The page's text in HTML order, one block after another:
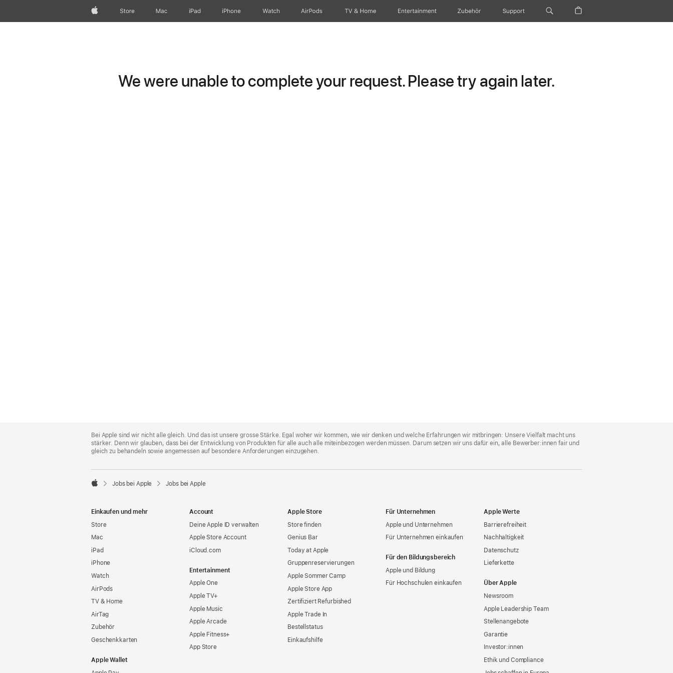
Apple Store Mac iPad iPhone Watch AirPods TV & Home Entertainment Zubehör Support
We were unable to complete your request. Please try again later.
Footer
Bei Apple sind wir nicht alle gleich. Und das ist unsere grosse Stärke. Egal woher wir kommen, wie wir denken und welche Erfahrungen wir mitbringen: Unsere Vielfalt macht uns
stärker. Denn wir glauben, dass bei der Entwicklung von Produkten für alle auch alle miteinbezogen werden müssen. Darum setzen wir uns dafür ein, alle Bewerber:innen fair und
gleich zu behandeln sowie angemessen auf besondere Anforderungen einzugehen.

Jobs bei Apple Jobs bei Apple
Einkaufen und mehr
Store
Mac
iPad
iPhone
Watch
AirPods
TV & Home
AirTag
Zubehör
Geschenkkarten
Apple Wallet
Account
Deine Apple ID verwalten
Apple Store Account
iCloud.com
Entertainment
Apple One
Apple TV+
Apple Music
Apple Arcade
Apple Fitness+
App Store
Apple Store
Store finden
Genius Bar
Today at Apple
Gruppen­reservierungen
Apple Sommer Camp
Apple Store App
Zertifiziert Refurbished
Apple Trade In
Bestellstatus
Einkaufshilfe
Für Unternehmen
Apple und Unternehmen
Für Unternehmen einkaufen
Für den Bildungsbereich
Apple und Bildung
Für Hochschulen einkaufen
Apple Werte
Barrierefreiheit
Nachhaltigkeit
Datenschutz
Lieferkette
Über Apple
Newsroom
Apple Leadership Team
Stellenangebote
Garantie
Investor:innen
Ethik und Compliance